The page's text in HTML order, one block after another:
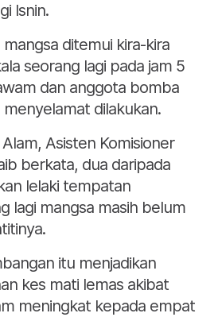
Isnin.
ditemui kira-kira
seorang lagi pada jam 5
dan anggota bomba
dilakukan.
Asisten Komisioner
berkata, dua daripada
lelaki tempatan
lagi mangsa masih belum
itu menjadikan
kes mati lemas akibat
meningkat kepada empat